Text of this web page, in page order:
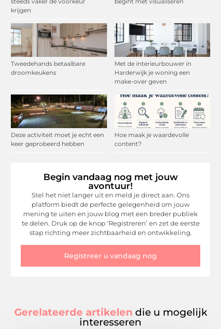
krijgen
Tweedehands betaalbare
droomkeukens
Met de interieurbouwer in
Harderwijk je woning een
make-over geven
Deze activiteit moet je echt een
keer geprobeerd hebben
Hoe maak je waardevolle
content?
Begin vandaag nog met jouw
avontuur!
Stel het niet langer uit en meld je direct aan. Ons
platform biedt de perfecte gelegenheid om jouw
mening te uiten en jouw blog met een breder publiek
te delen. Druk op de knop ‘Registreren’ en zet de eerste
stap richting meer zichtbaarheid en ontwikkeling.
Registreer u vandaag nog
Gerelateerde artikelen die u mogelijk
interesseren